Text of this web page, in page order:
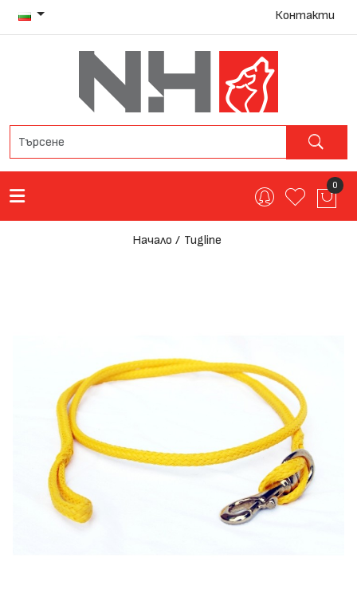
Контакти
0
Начало Tugline